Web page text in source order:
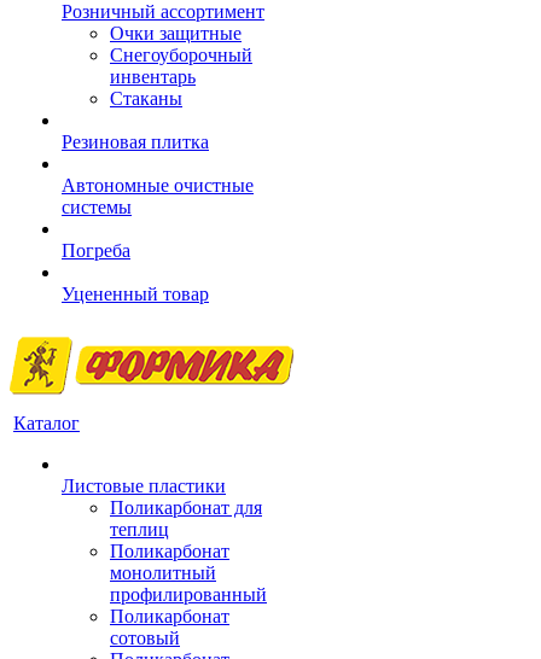
Розничный ассортимент
Очки защитные
Снегоуборочный
инвентарь
Стаканы
Резиновая плитка
Автономные очистные
системы
Погреба
Уцененный товар
Каталог
Листовые пластики
Поликарбонат для
теплиц
Поликарбонат
монолитный
профилированный
Поликарбонат
сотовый